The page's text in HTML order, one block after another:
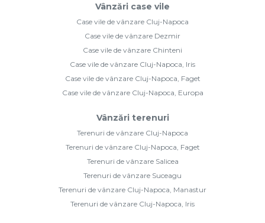
Vânzări case vile
Case vile de vânzare Cluj-Napoca
Case vile de vânzare Dezmir
Case vile de vânzare Chinteni
Case vile de vânzare Cluj-Napoca, Iris
Case vile de vânzare Cluj-Napoca, Faget
Case vile de vânzare Cluj-Napoca, Europa
Vânzări terenuri
Terenuri de vânzare Cluj-Napoca
Terenuri de vânzare Cluj-Napoca, Faget
Terenuri de vânzare Salicea
Terenuri de vânzare Suceagu
Terenuri de vânzare Cluj-Napoca, Manastur
Terenuri de vânzare Cluj-Napoca, Iris